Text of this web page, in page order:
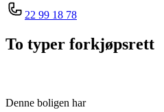
22 99 18 78
To typer forkjøpsrett
Denne boligen har